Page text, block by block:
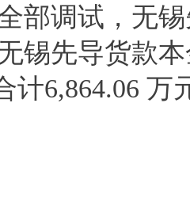
部调试，无
锡先导货款
计6,864.06 万